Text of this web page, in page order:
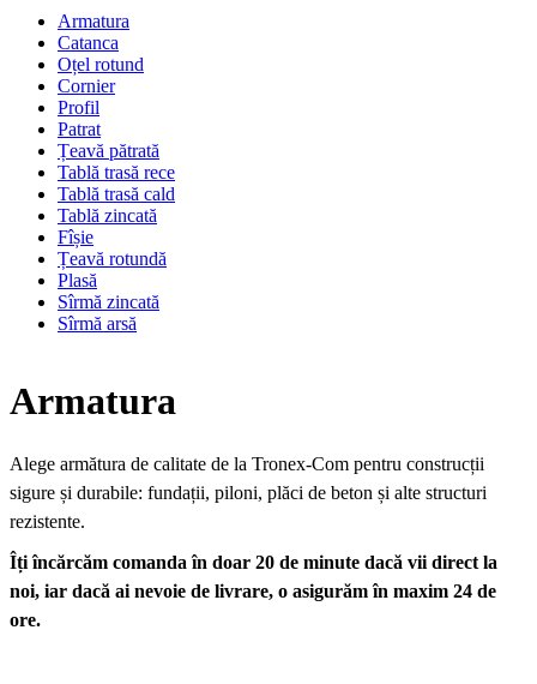
Armatura
Catanca
Oțel rotund
Cornier
Profil
Patrat
Țeavă pătrată
Tablă trasă rece
Tablă trasă cald
Tablă zincată
Fîșie
Țeavă rotundă
Plasă
Sîrmă zincată
Sîrmă arsă
Armatura
Alege armătura de calitate de la Tronex-Com pentru construcții
sigure și durabile: fundații, piloni, plăci de beton și alte structuri
rezistente.
Îți încărcăm comanda în doar 20 de minute dacă vii direct la
noi, iar dacă ai nevoie de livrare, o asigurăm în maxim 24 de
ore.